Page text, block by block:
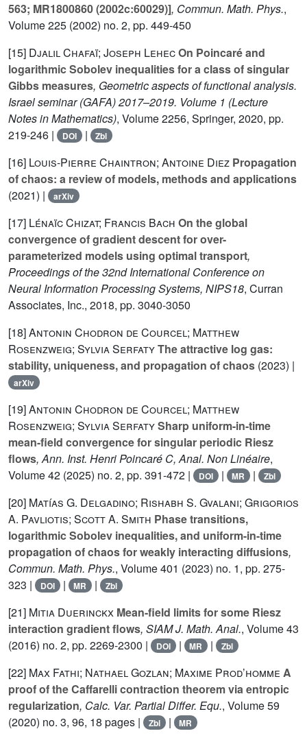
563; MR1800860 (2002c:60029)], Commun. Math. Phys.,
Volume 225 (2002) no. 2, pp. 449-450
[15] Djalil Chafaï; Joseph LehecOn Poincaré and
logarithmic Sobolev inequalities for a class of singular
Gibbs measures, Geometric aspects of functional analysis.
Israel seminar (GAFA) 2017–2019. Volume 1 (Lecture
Notes in Mathematics), Volume 2256, Springer, 2020, pp.
219-246 |
DOI | Zbl
[16] Louis-Pierre Chaintron; Antoine Diez Propagation
of chaos: a review of models, methods and applications
(2021) |
arXiv
[17] Lénaïc Chizat; Francis Bach On the global
convergence of gradient descent for over-
parameterized models using optimal transport,
Proceedings of the 32nd International Conference on
Neural Information Processing Systems, NIPS18, Curran
Associates, Inc., 2018, pp. 3040-3050
[18]Antonin Chodron de Courcel; Matthew
Rosenzweig; Sylvia SerfatyThe attractive log gas:
stability, uniqueness, and propagation of chaos (2023) |
arXiv
[19]Antonin Chodron de Courcel; Matthew
Rosenzweig; Sylvia SerfatySharp uniform-in-time
mean-field convergence for singular periodic Riesz
flows, Ann. Inst. Henri Poincaré C, Anal. Non Linéaire,
Volume 42 (2025) no. 2, pp. 391-472 | DOI | MR | Zbl
[20] Matías G. Delgadino; Rishabh S. Gvalani; Grigorios
A. Pavliotis; Scott A. Smith Phase transitions,
logarithmic Sobolev inequalities, and uniform-in-time
propagation of chaos for weakly interacting diffusions,
Commun. Math. Phys., Volume 401 (2023) no. 1, pp. 275-
323 |
DOI | MR | Zbl
[21] Mitia Duerinckx Mean-field limits for some Riesz
interaction gradient flows, SIAM J. Math. Anal., Volume 43
(2016) no. 2, pp. 2269-2300 |
DOI | MR | Zbl
[22] Max Fathi; Nathael Gozlan; Maxime Prod’homme A
proof of the Caffarelli contraction theorem via entropic
regularization, Calc. Var. Partial Differ. Equ., Volume 59
(2020) no. 3, 96, 18 pages |
Zbl | MR